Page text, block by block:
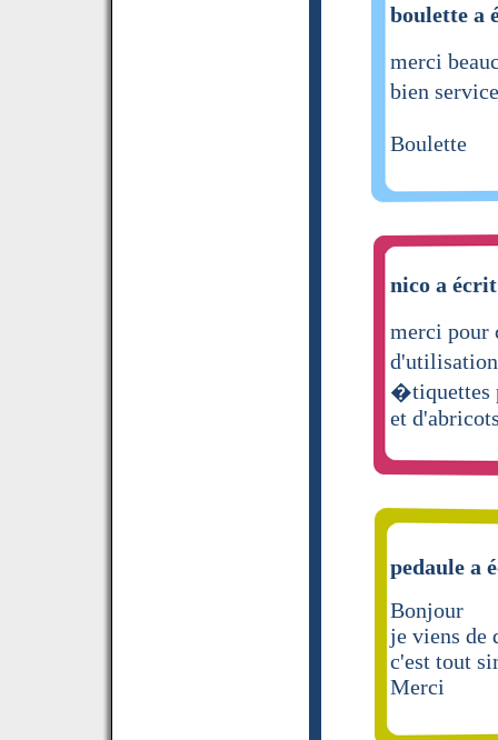
boulette a
merci
bien
Boulette
nico a
merci
�tiquettes
et
pedaule a
Bonjour
je viens de
c'est tout
Merci